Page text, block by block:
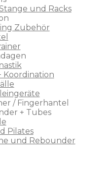
und Racks
Zubehör
Koordination
/ Fingerhantel
+ Tubes
Pilates
und Rebounder